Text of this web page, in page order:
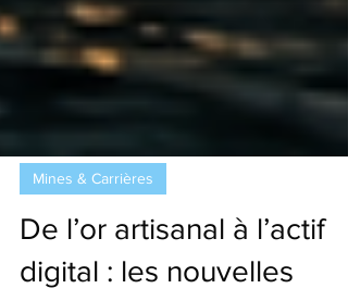
Mines & Carrières
De l’or artisanal à l’actif